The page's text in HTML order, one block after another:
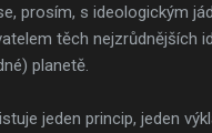
prosím, s ideologickým
těch nejzrůdnějších
planetě.
jeden princip, jeden